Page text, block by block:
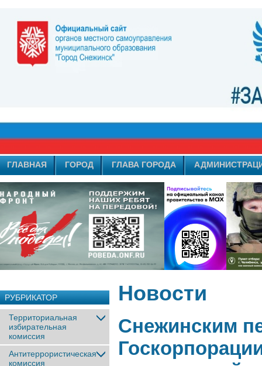
ГЛАВНАЯ ГОРОД ГЛАВА ГОРОДА
РУБРИКАТОР
Территориальная
избирательная
комиссия
Антитеррористическая
комиссия
Новости
Снежинским